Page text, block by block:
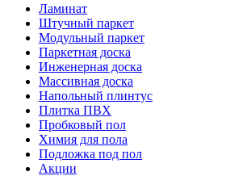
Ламинат
Штучный паркет
Модульный паркет
Паркетная доска
Инженерная доска
Массивная доска
Напольный плинтус
Плитка ПВХ
Пробковый пол
Химия для пола
Подложка под пол
Акции